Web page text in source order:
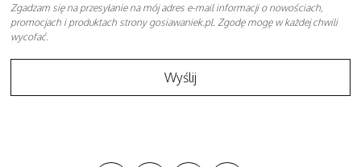
Zgadzam się na przesyłanie na mój adres e-mail informacji o nowościach,
promocjach i produktach strony gosiawaniek.pl. Zgodę mogę w każdej chwili
wycofać.